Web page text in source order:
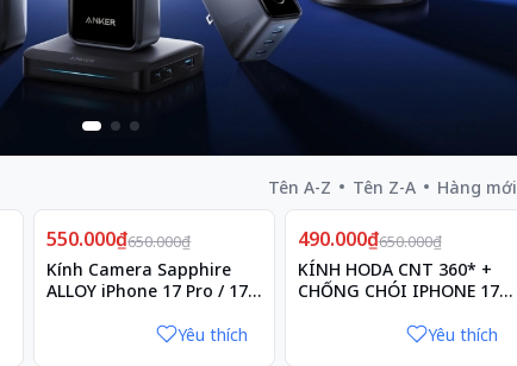
Tên A-Z Tên Z-A Hàng mới
Giảm15%
550.000₫650.000₫
Kính Camera Sapphire
ALLOY iPhone 17 Pro / 17
Yêu thích
Giảm25%
490.000₫650.000₫
KÍNH HODA CNT 360* +
CHỐNG CHÓI IPHONE 17
Yêu thích